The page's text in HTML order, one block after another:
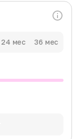
24 мес 36 мес